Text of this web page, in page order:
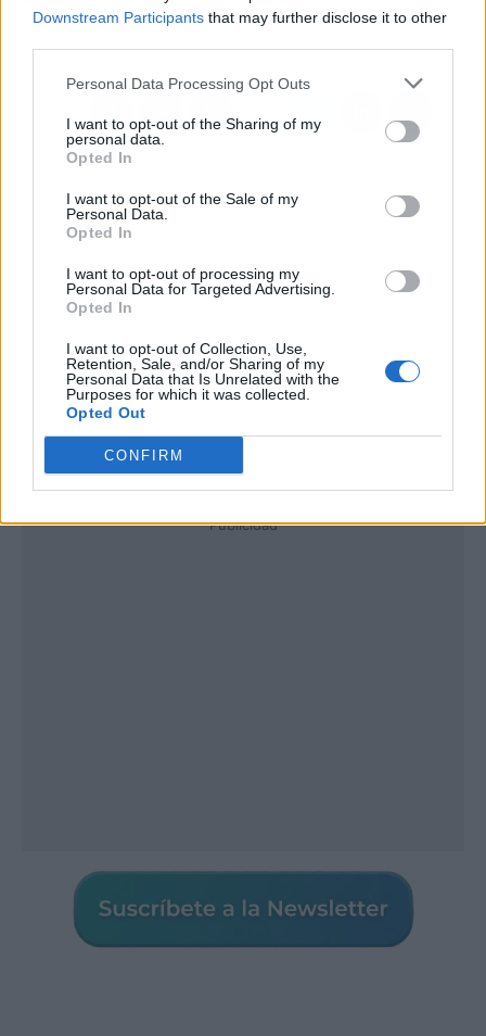
Downstream Participants that may further disclose it to other
Personal Data Processing Opt Outs
I want to opt-out of the Sharing of my
personal data.
Opted In
I want to opt-out of the Sale of my
Personal Data.
Opted In
I want to opt-out of processing my
Personal Data for Targeted Advertising.
Opted In
I want to opt-out of Collection, Use,
Retention, Sale, and/or Sharing of my
Personal Data that Is Unrelated with the
Purposes for which it was collected.
Opted Out
CONFIRM
jornadas sobre la
llegó multa por salir en
Publicidad